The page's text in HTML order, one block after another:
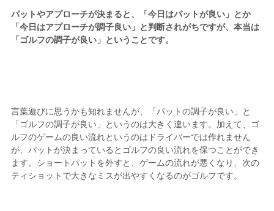
パットやアプローチが決まると、「今日はパットが良い」とか
「今日はアプローチが調子良い」と判断されがちですが、本当は
「ゴルフの調子が良い」ということです。
言葉遊びに思うかも知れませんが、「パットの調子が良い」と
「ゴルフの調子が良い」というのは大きく違います。加えて、ゴ
ルフのゲームの良い流れというのはドライバーでは作れません
が、パットが決まっているとゴルフの良い流れを保つことができ
ます。ショートパットを外すと、ゲームの流れが悪くなり、次の
ティショットで大きなミスが出やすくなるのがゴルフです。